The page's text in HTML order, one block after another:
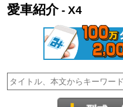
愛車紹介- X4